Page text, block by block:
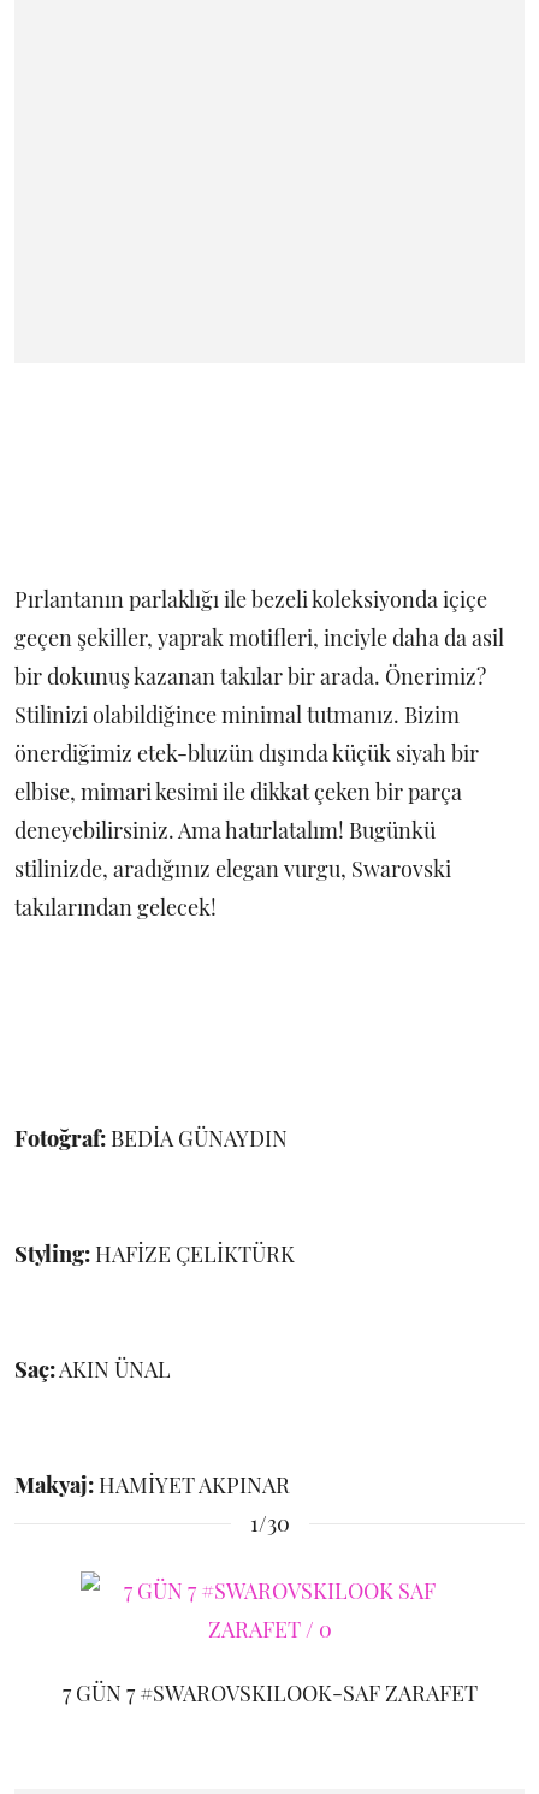
Pırlantanın parlaklığı ile bezeli koleksiyonda içiçe
geçen şekiller, yaprak motifleri, inciyle daha da asil
bir dokunuş kazanan takılar bir arada. Önerimiz?
Stilinizi olabildiğince minimal tutmanız. Bizim
önerdiğimiz etek-bluzün dışında küçük siyah bir
elbise, mimari kesimi ile dikkat çeken bir parça
deneyebilirsiniz. Ama hatırlatalım! Bugünkü
stilinizde, aradığınız elegan vurgu, Swarovski
takılarından gelecek!
Fotoğraf: BEDİA GÜNAYDIN
Styling: HAFİZE ÇELİKTÜRK
Saç:AKIN ÜNAL
Makyaj: HAMİYET AKPINAR
1/30
7 GÜN 7 #SWAROVSKILOOK-SAF ZARAFET